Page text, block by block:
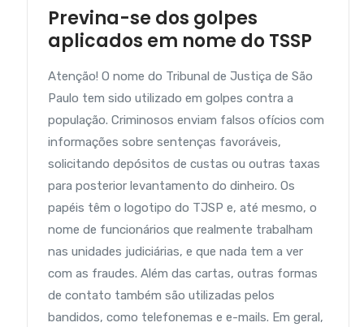
Previna-se dos golpes
aplicados em nome do TSSP
Atenção! O nome do Tribunal de Justiça de São
Paulo tem sido utilizado em golpes contra a
população. Criminosos enviam falsos ofícios com
informações sobre sentenças favoráveis,
solicitando depósitos de custas ou outras taxas
para posterior levantamento do dinheiro. Os
papéis têm o logotipo do TJSP e, até mesmo, o
nome de funcionários que realmente trabalham
nas unidades judiciárias, e que nada tem a ver
com as fraudes. Além das cartas, outras formas
de contato também são utilizadas pelos
bandidos, como telefonemas e e-mails. Em geral,